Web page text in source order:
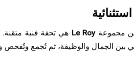
مجموعة Le Roy هي تحفة فنية متقنة.
بين الجمال والوظيفة، ثم تُجمع وتُفحص